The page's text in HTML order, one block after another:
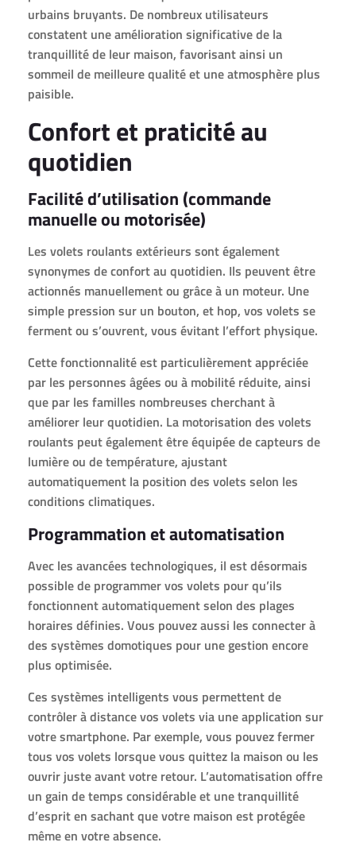
urbains bruyants. De nombreux utilisateurs
constatent une amélioration significative de la
tranquillité de leur maison, favorisant ainsi un
sommeil de meilleure qualité et une atmosphère plus
paisible.
Confort et praticité au
quotidien
Facilité d’utilisation (commande
manuelle ou motorisée)
Les volets roulants extérieurs sont également
synonymes de confort au quotidien. Ils peuvent être
actionnés manuellement ou grâce à un moteur. Une
simple pression sur un bouton, et hop, vos volets se
ferment ou s’ouvrent, vous évitant l’effort physique.
Cette fonctionnalité est particulièrement appréciée
par les personnes âgées ou à mobilité réduite, ainsi
que par les familles nombreuses cherchant à
améliorer leur quotidien. La motorisation des volets
roulants peut également être équipée de capteurs de
lumière ou de température, ajustant
automatiquement la position des volets selon les
conditions climatiques.
Programmation et automatisation
Avec les avancées technologiques, il est désormais
possible de programmer vos volets pour qu’ils
fonctionnent automatiquement selon des plages
horaires définies. Vous pouvez aussi les connecter à
des systèmes domotiques pour une gestion encore
plus optimisée.
Ces systèmes intelligents vous permettent de
contrôler à distance vos volets via une application sur
votre smartphone. Par exemple, vous pouvez fermer
tous vos volets lorsque vous quittez la maison ou les
ouvrir juste avant votre retour. L’automatisation offre
un gain de temps considérable et une tranquillité
d’esprit en sachant que votre maison est protégée
même en votre absence.